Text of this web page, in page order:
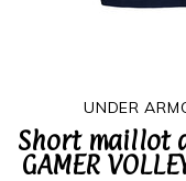
UNDER
Short maillot
GAMER